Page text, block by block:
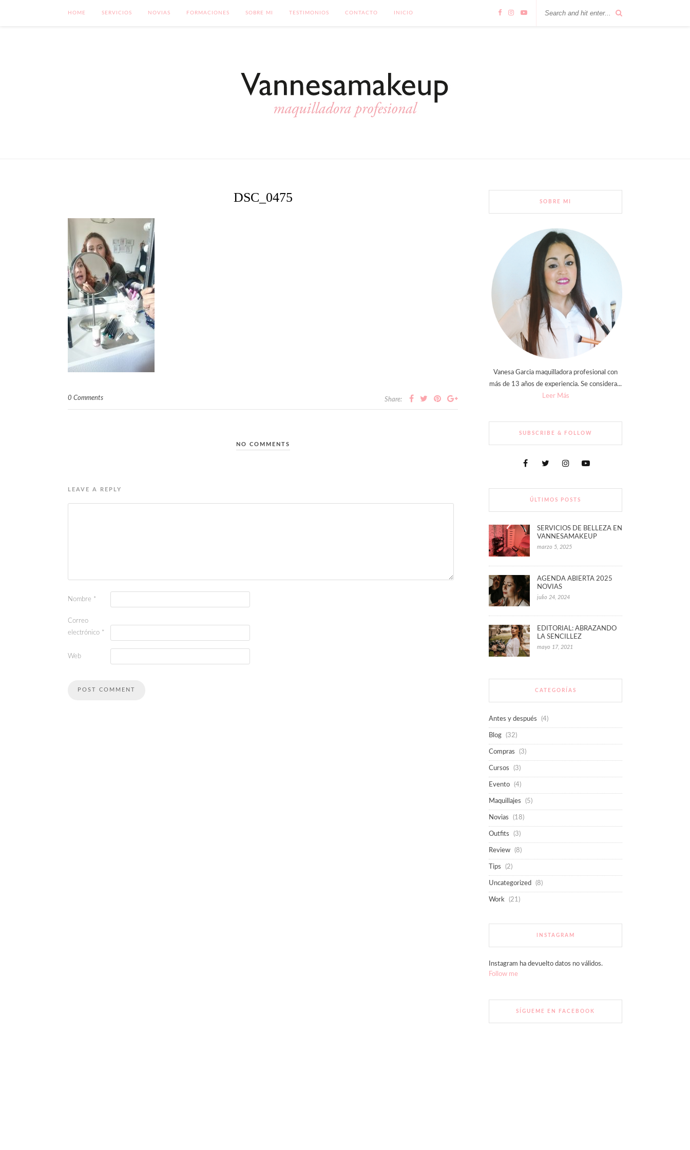
HOME SERVICIOS NOVIAS FORMACIONES SOBRE MI TESTIMONIOS CONTACTO INICIO
DSC_0475
0 Comments Share:
NO COMMENTS
LEAVE A REPLY
Nombre *
Correo
electrónico *
Web
SOBRE MI
Vanesa Garcia maquilladora profesional con
más de 13 años de experiencia. Se considera...
Leer Más
SUBSCRIBE & FOLLOW
ÚLTIMOS POSTS
SERVICIOS DE BELLEZA EN
VANNESAMAKEUP
marzo 5, 2025
AGENDA ABIERTA 2025
NOVIAS
julio 24, 2024
EDITORIAL: ABRAZANDO
LA SENCILLEZ
mayo 17, 2021
CATEGORÍAS
Antes y después (4)
Blog (32)
Compras (3)
Cursos (3)
Evento (4)
Maquillajes (5)
Novias (18)
Outfits (3)
Review (8)
Tips (2)
Uncategorized (8)
Work (21)
INSTAGRAM
Instagram ha devuelto datos no válidos.
Follow me
SÍGUEME EN FACEBOOK